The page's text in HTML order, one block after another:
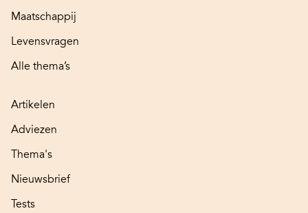
Maatschappij
Levensvragen
Alle thema’s
Artikelen
Adviezen
Thema's
Nieuwsbrief
Tests